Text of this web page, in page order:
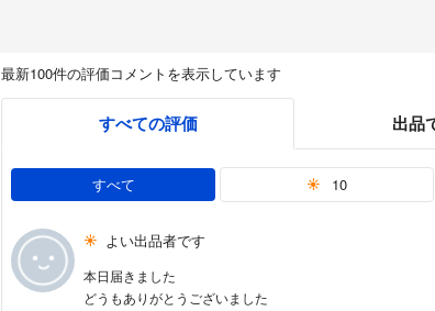
最新100件の評価コメントを表示しています
すべての評価 出品
すべて 10
よい出品者です
本日届きました
どうもありがとうございました